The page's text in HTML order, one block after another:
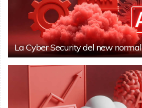
La Cyber Security del new normal